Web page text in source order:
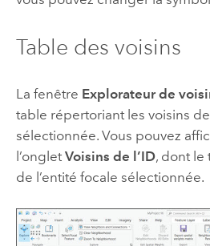
Table des voisins
La fenêtre Explorateur de
table répertoriant les voisins
sélectionnée. Vous pouvez
l’onglet Voisins de l’ID, dont le
de l’entité focale sélectionnée.